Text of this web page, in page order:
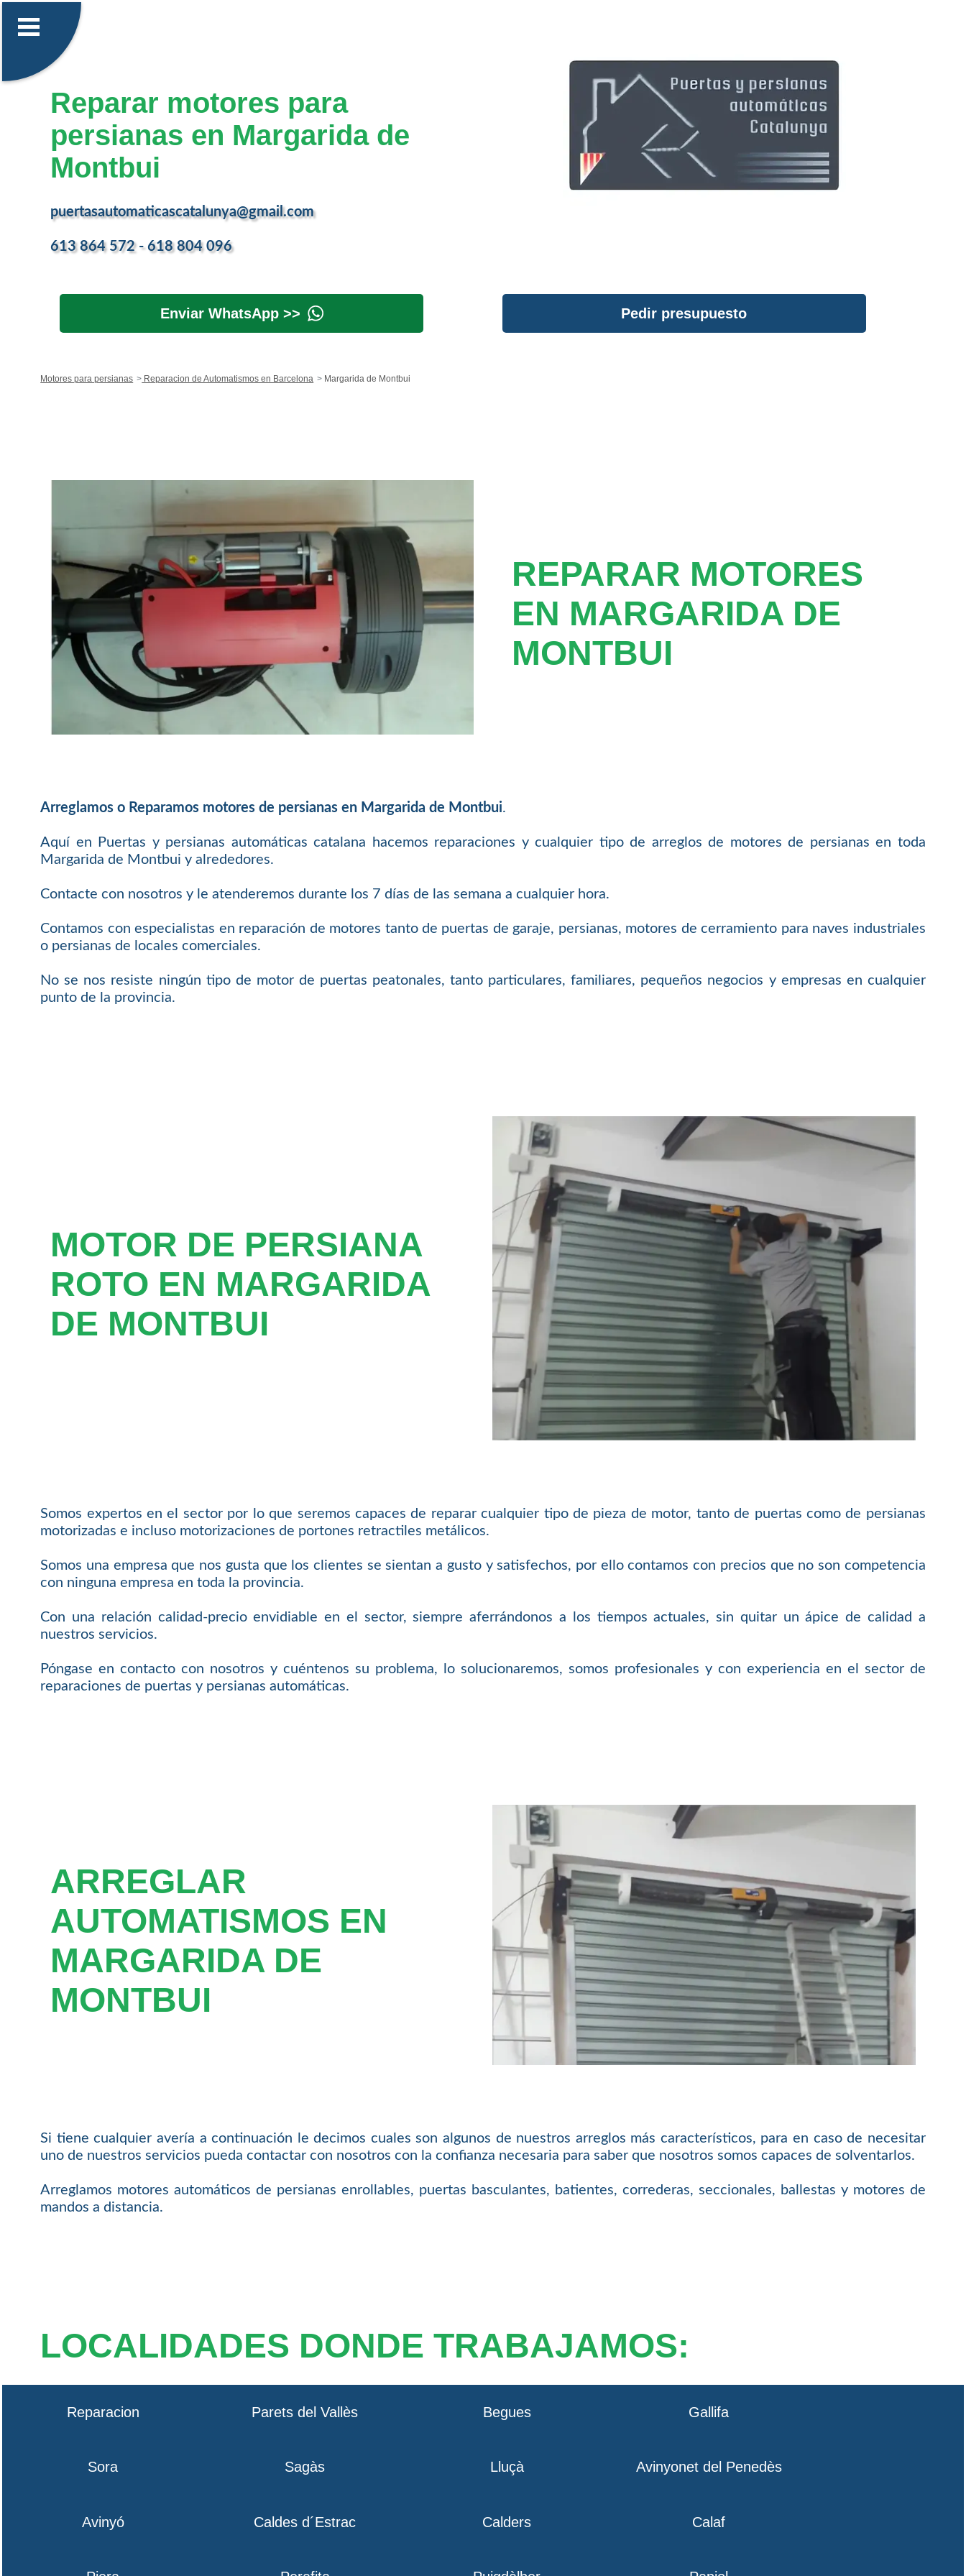
Reparar motores para
persianas en Margarida de
Montbui
puertasautomaticascatalunya@gmail.com
613 864 572 - 618 804 096
Enviar WhatsApp >> Pedir presupuesto
Motores para persianas Reparacion de Automatismos en Barcelona Margarida de Montbui
REPARAR MOTORES
EN MARGARIDA DE
MONTBUI
Arreglamos o Reparamos motores de persianas en Margarida de Montbui.
Aquí en Puertas y persianas automáticas catalana hacemos reparaciones y cualquier tipo de arreglos de motores de persianas en toda
Margarida de Montbui y alrededores.
Contacte con nosotros y le atenderemos durante los 7 días de las semana a cualquier hora.
Contamos con especialistas en reparación de motores tanto de puertas de garaje, persianas, motores de cerramiento para naves industriales
o persianas de locales comerciales.
No se nos resiste ningún tipo de motor de puertas peatonales, tanto particulares, familiares, pequeños negocios y empresas en cualquier
punto de la provincia.
MOTOR DE PERSIANA
ROTO EN MARGARIDA
DE MONTBUI
Somos expertos en el sector por lo que seremos capaces de reparar cualquier tipo de pieza de motor, tanto de puertas como de persianas
motorizadas e incluso motorizaciones de portones retractiles metálicos.
Somos una empresa que nos gusta que los clientes se sientan a gusto y satisfechos, por ello contamos con precios que no son competencia
con ninguna empresa en toda la provincia.
Con una relación calidad-precio envidiable en el sector, siempre aferrándonos a los tiempos actuales, sin quitar un ápice de calidad a
nuestros servicios.
Póngase en contacto con nosotros y cuéntenos su problema, lo solucionaremos, somos profesionales y con experiencia en el sector de
reparaciones de puertas y persianas automáticas.
ARREGLAR
AUTOMATISMOS EN
MARGARIDA DE
MONTBUI
Si tiene cualquier avería a continuación le decimos cuales son algunos de nuestros arreglos más característicos, para en caso de necesitar
uno de nuestros servicios pueda contactar con nosotros con la confianza necesaria para saber que nosotros somos capaces de solventarlos.
Arreglamos motores automáticos de persianas enrollables, puertas basculantes, batientes, correderas, seccionales, ballestas y motores de
mandos a distancia.
LOCALIDADES DONDE TRABAJAMOS:
Reparacion Parets del Vallès Begues Gallifa
Sora Sagàs Lluçà Avinyonet del Penedès
Avinyó Caldes d´Estrac Calders Calaf